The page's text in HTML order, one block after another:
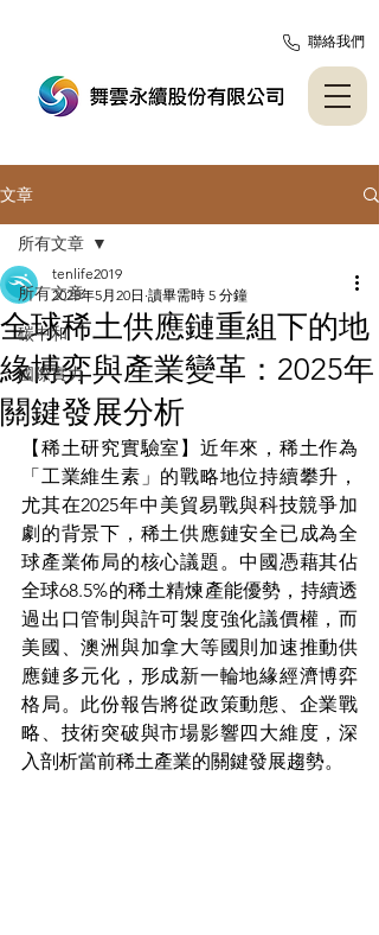
聯絡我們
文章
所有文章
碳中和
國際實力
所有文章
全球稀土供應鏈重組下的地
緣博弈與產業變革：2025年
關鍵發展分析
tenlife2019
2025年5月20日 讀畢需時 5 分鐘
【稀土研究實驗室】近年來，稀土作為
「工業維生素」的戰略地位持續攀升，
尤其在2025年中美貿易戰與科技競爭加
劇的背景下，稀土供應鏈安全已成為全
球產業佈局的核心議題。中國憑藉其佔
全球68.5%的稀土精煉產能優勢，持續透
過出口管制與許可製度強化議價權，而
美國、澳洲與加拿大等國則加速推動供
應鏈多元化，形成新一輪地緣經濟博弈
格局。此份報告將從政策動態、企業戰
略、技術突破與市場影響四大維度，深
入剖析當前稀土產業的關鍵發展趨勢。